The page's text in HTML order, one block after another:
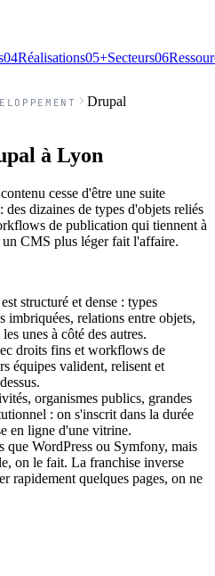
04Réalisations05+Secteurs06
Drupal
à Lyon
cesse d'être une suite
dizaines de types d'objets reliés
de publication qui tiennent à
CMS plus léger fait l'affaire.
structuré et dense : types
imbriquées, relations entre objets,
unes à côté des autres.
droits fins et workflows de
équipes valident, relisent et
organismes publics, grandes
: on s'inscrit dans la durée
en ligne d'une vitrine.
que WordPress ou Symfony, mais
on le fait. La franchise inverse
rapidement quelques pages, on ne